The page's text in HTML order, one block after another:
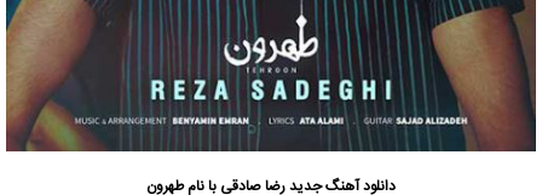
دانلود آهنگ جدیدرضا صادقی با نام طهرون